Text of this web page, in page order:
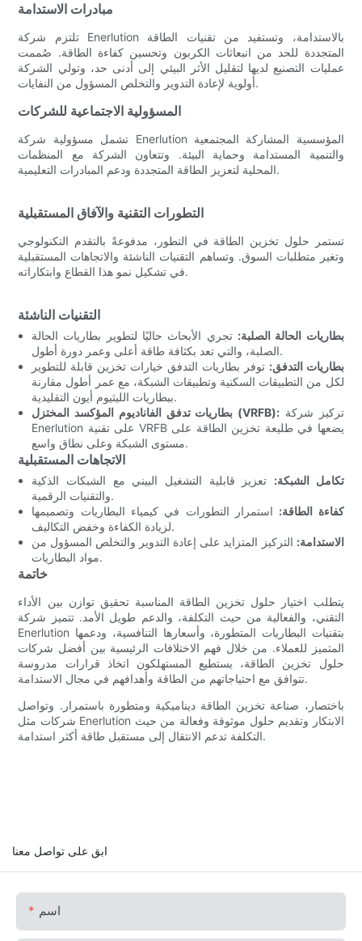
مبادرات الاستدامة
تلتزم شركة Enerlution بالاستدامة، وتستفيد من تقنيات الطاقة
المتجددة للحد من انبعاثات الكربون وتحسين كفاءة الطاقة. صُممت
عمليات التصنيع لديها لتقليل الأثر البيئي إلى أدنى حد، وتولي الشركة
أولوية لإعادة التدوير والتخلص المسؤول من النفايات.
المسؤولية الاجتماعية للشركات
تشمل مسؤولية شركة Enerlution المؤسسية المشاركة المجتمعية
والتنمية المستدامة وحماية البيئة. وتتعاون الشركة مع المنظمات
المحلية لتعزيز الطاقة المتجددة ودعم المبادرات التعليمية.
التطورات التقنية والآفاق المستقبلية
تستمر حلول تخزين الطاقة في التطور، مدفوعةً بالتقدم التكنولوجي
وتغير متطلبات السوق. وتساهم التقنيات الناشئة والاتجاهات المستقبلية
في تشكيل نمو هذا القطاع وابتكاراته.
التقنيات الناشئة
بطاريات الحالة الصلبة: تجري الأبحاث حاليًا لتطوير بطاريات الحالة
الصلبة، والتي تعد بكثافة طاقة أعلى وعمر دورة أطول.
بطاريات التدفق: توفر بطاريات التدفق خيارات تخزين قابلة للتطوير
لكل من التطبيقات السكنية وتطبيقات الشبكة، مع عمر أطول مقارنة
ببطاريات الليثيوم أيون التقليدية.
بطاريات تدفق الفاناديوم المؤكسد المختزل (VRFB):
Enerlution على تقنية VRFB يضعها في طليعة تخزين الطاقة على
مستوى الشبكة وعلى نطاق واسع.
الاتجاهات المستقبلية
تكامل الشبكة: تعزيز قابلية التشغيل البيني مع الشبكات الذكية
والتقنيات الرقمية.
كفاءة الطاقة: استمرار التطورات في كيمياء البطاريات وتصميمها
لزيادة الكفاءة وخفض التكاليف.
الاستدامة: التركيز المتزايد على إعادة التدوير والتخلص المسؤول من
مواد البطاريات.
خاتمة
يتطلب اختيار حلول تخزين الطاقة المناسبة تحقيق توازن بين الأداء
التقني، والفعالية من حيث التكلفة، والدعم طويل الأمد. تتميز شركة
Enerlution بتقنيات البطاريات المتطورة، وأسعارها التنافسية، ودعمها
المتميز للعملاء. من خلال فهم الاختلافات الرئيسية بين أفضل شركات
حلول تخزين الطاقة، يستطيع المستهلكون اتخاذ قرارات مدروسة
تتوافق مع احتياجاتهم من الطاقة وأهدافهم في مجال الاستدامة.
باختصار، صناعة تخزين الطاقة ديناميكية ومتطورة باستمرار. وتواصل
شركات مثل Enerlution الابتكار وتقديم حلول موثوقة وفعالة من حيث
التكلفة تدعم الانتقال إلى مستقبل طاقة أكثر استدامة.
ابق على تواصل معنا
اسم